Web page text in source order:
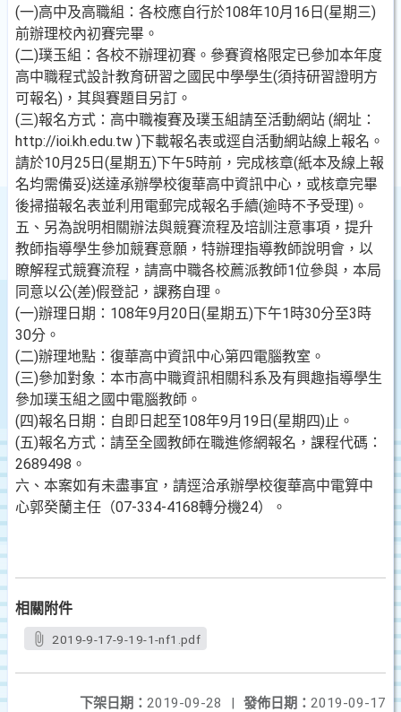
(一)高中及高職組：各校應自行於108年10月16日(星期三)
前辦理校內初賽完畢。
(二)璞玉組：各校不辦理初賽。參賽資格限定已參加本年度
高中職程式設計教育研習之國民中學學生(須持研習證明方
可報名)，其與賽題目另訂。
(三)報名方式：高中職複賽及璞玉組請至活動網站 (網址：
http://ioi.kh.edu.tw )下載報名表或逕自活動網站線上報名。
請於10月25日(星期五)下午5時前，完成核章(紙本及線上報
名均需備妥)送達承辦學校復華高中資訊中心，或核章完畢
後掃描報名表並利用電郵完成報名手續(逾時不予受理)。
五、另為說明相關辦法與競賽流程及培訓注意事項，提升
教師指導學生參加競賽意願，特辦理指導教師說明會，以
瞭解程式競賽流程，請高中職各校薦派教師1位參與，本局
同意以公(差)假登記，課務自理。
(一)辦理日期：108年9月20日(星期五)下午1時30分至3時
30分。
(二)辦理地點：復華高中資訊中心第四電腦教室。
(三)參加對象：本市高中職資訊相關科系及有興趣指導學生
參加璞玉組之國中電腦教師。
(四)報名日期：自即日起至108年9月19日(星期四)止。
(五)報名方式：請至全國教師在職進修網報名，課程代碼：
2689498。
六、本案如有未盡事宜，請逕洽承辦學校復華高中電算中
心郭癸蘭主任（07-334-4168轉分機24）。
相關附件
2019-9-17-9-19-1-nf1.pdf
發佈日期： 2019-09-17
下架日期： 2019-09-28
|